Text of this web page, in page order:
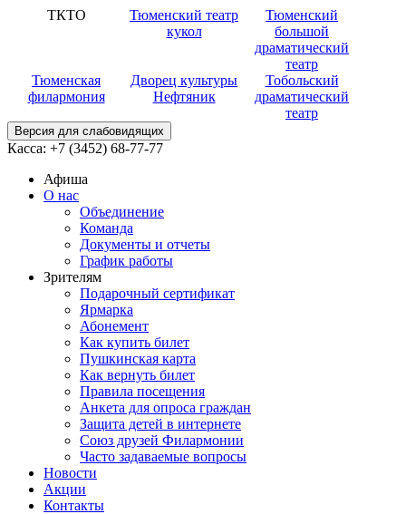
ТКТО
Тюменский театр
кукол
Тюменский
большой
драматический
театр
Тюменская
филармония
Дворец культуры
Нефтяник
Тобольский
драматический
театр
Версия для слабовидящих
Касса: +7 (3452) 68-77-77
Афиша
О нас
Объединение
Команда
Документы и отчеты
График работы
Зрителям
Подарочный сертификат
Ярмарка
Абонемент
Как купить билет
Пушкинская карта
Как вернуть билет
Правила посещения
Анкета для опроса граждан
Защита детей в интернете
Союз друзей Филармонии
Часто задаваемые вопросы
Новости
Акции
Контакты